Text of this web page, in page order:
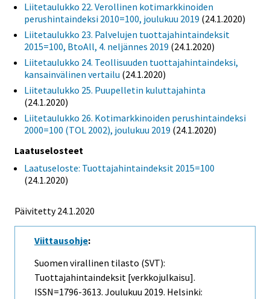
Liitetaulukko 22. Verollinen kotimarkkinoiden
perushintaindeksi 2010=100, joulukuu 2019 (24.1.2020)
Liitetaulukko 23. Palvelujen tuottajahintaindeksit
2015=100, BtoAll, 4. neljännes 2019 (24.1.2020)
Liitetaulukko 24. Teollisuuden tuottajahintaindeksi,
kansainvälinen vertailu (24.1.2020)
Liitetaulukko 25. Puupelletin kuluttajahinta
(24.1.2020)
Liitetaulukko 26. Kotimarkkinoiden perushintaindeksi
2000=100 (TOL 2002), joulukuu 2019 (24.1.2020)
Laatuselosteet
Laatuseloste: Tuottajahintaindeksit 2015=100
(24.1.2020)
Päivitetty 24.1.2020
Viittausohje:
Suomen virallinen tilasto (SVT):
Tuottajahintaindeksit [verkkojulkaisu].
ISSN=1796-3613. Joulukuu 2019. Helsinki: